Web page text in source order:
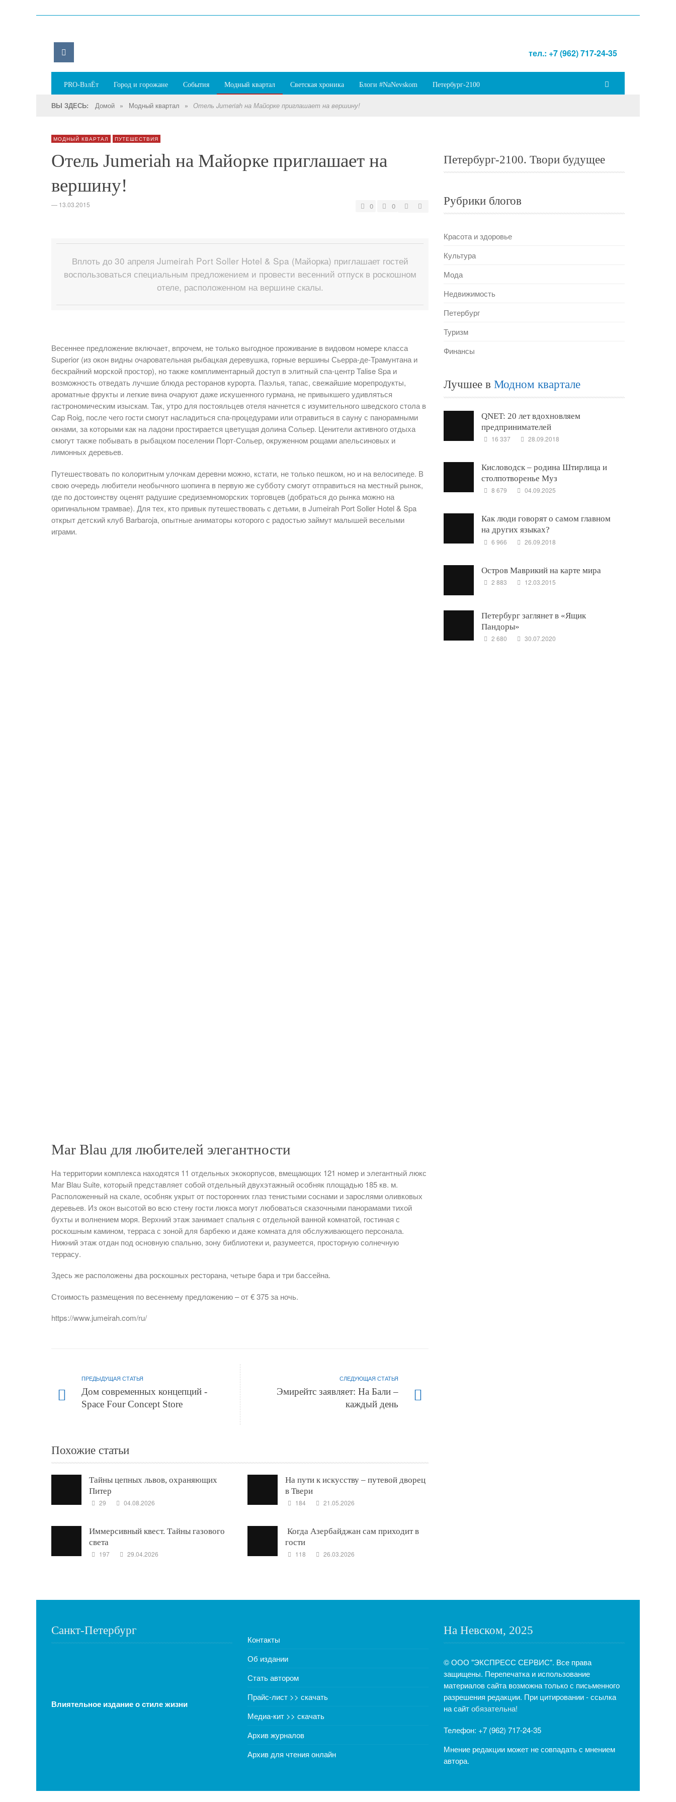
тел.: +7 (962) 717-24-35
PRO-ВзлЁт Город и горожане События Модный квартал Светская хроника Блоги #NaNevskom Петербург-2100
ВЫ ЗДЕСЬ: Домой » Модный квартал » Отель Jumeriah на Майорке приглашает на вершину!
МОДНЫЙ КВАРТАЛ ПУТЕШЕСТВИЯ
Отель Jumeriah на Майорке приглашает на
вершину!
— 13.03.2015 0 0
Вплоть до 30 апреля Jumeirah Port Soller Hotel & Spa (Майорка) приглашает гостей
воспользоваться специальным предложением и провести весенний отпуск в роскошном
отеле, расположенном на вершине скалы.
Весеннее предложение включает, впрочем, не только выгодное проживание в видовом номере класса
Superior (из окон видны очаровательная рыбацкая деревушка, горные вершины Сьерра-де-Трамунтана и
бескрайний морской простор), но также комплиментарный доступ в элитный спа-центр Talise Spa и
возможность отведать лучшие блюда ресторанов курорта. Паэлья, тапас, свежайшие морепродукты,
ароматные фрукты и легкие вина очаруют даже искушенного гурмана, не привыкшего удивляться
гастрономическим изыскам. Так, утро для постояльцев отеля начнется с изумительного шведского стола в
Cap Roig, после чего гости смогут насладиться спа-процедурами или отравиться в сауну с панорамными
окнами, за которыми как на ладони простирается цветущая долина Сольер. Ценители активного отдыха
смогут также побывать в рыбацком поселении Порт-Сольер, окруженном рощами апельсиновых и
лимонных деревьев.
Путешествовать по колоритным улочкам деревни можно, кстати, не только пешком, но и на велосипеде. В
свою очередь любители необычного шопинга в первую же субботу смогут отправиться на местный рынок,
где по достоинству оценят радушие средиземноморских торговцев (добраться до рынка можно на
оригинальном трамвае). Для тех, кто привык путешествовать с детьми, в Jumeirah Port Soller Hotel & Spa
открыт детский клуб Barbaroja, опытные аниматоры которого с радостью займут малышей веселыми
играми.
Mar Blau для любителей элегантности
На территории комплекса находятся 11 отдельных экокорпусов, вмещающих 121 номер и элегантный люкс
Mar Blau Suite, который представляет собой отдельный двухэтажный особняк площадью 185 кв. м.
Расположенный на скале, особняк укрыт от посторонних глаз тенистыми соснами и зарослями оливковых
деревьев. Из окон высотой во всю стену гости люкса могут любоваться сказочными панорамами тихой
бухты и волнением моря. Верхний этаж занимает спальня с отдельной ванной комнатой, гостиная с
роскошным камином, терраса с зоной для барбекю и даже комната для обслуживающего персонала.
Нижний этаж отдан под основную спальню, зону библиотеки и, разумеется, просторную солнечную
террасу.
Здесь же расположены два роскошных ресторана, четыре бара и три бассейна.
Стоимость размещения по весеннему предложению – от € 375 за ночь.
https://www.jumeirah.com/ru/
ПРЕДЫДУЩАЯ СТАТЬЯ
Дом современных концепций -
Space Four Concept Store
СЛЕДУЮЩАЯ СТАТЬЯ
Эмирейтс заявляет: На Бали –
каждый день
Похожие статьи
Тайны цепных львов, охраняющих
Питер
29 04.08.2026
На пути к искусству – путевой дворец
в Твери
184 21.05.2026
Иммерсивный квест. Тайны газового
света
197 29.04.2026
Когда Азербайджан сам приходит в
гости
118 26.03.2026
Петербург-2100. Твори будущее
Рубрики блогов
Красота и здоровье
Культура
Мода
Недвижимость
Петербург
Туризм
Финансы
Лучшее в Модном квартале
QNET: 20 лет вдохновляем
предпринимателей
16 337 28.09.2018
Кисловодск – родина Штирлица и
столпотворенье Муз
8 679 04.09.2025
Как люди говорят о самом главном
на других языках?
6 966 26.09.2018
Остров Маврикий на карте мира
2 883 12.03.2015
Петербург заглянет в «Ящик
Пандоры»
2 680 30.07.2020
Санкт-Петербург
Влиятельное издание о стиле жизни
Контакты
Об издании
Стать автором
Прайс-лист >> скачать
Медиа-кит >> скачать
Архив журналов
Архив для чтения онлайн
На Невском, 2025
© ООО "ЭКСПРЕСС СЕРВИС". Все права
защищены. Перепечатка и использование
материалов сайта возможна только с письменного
разрешения редакции. При цитировании - ссылка
на сайтобязательна!
Телефон: +7 (962) 717-24-35
Мнение редакции может не совпадать с мнением
автора.